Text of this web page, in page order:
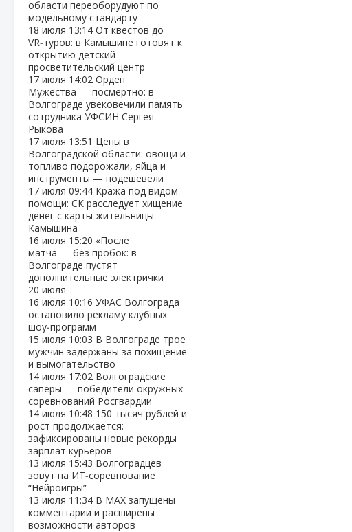
области переоборудуют по
модельному стандарту
18 июля 13:14 От квестов до
VR‑туров: в Камышине готовят к
открытию детский
просветительский центр
17 июля 14:02 Орден
Мужества — посмертно: в
Волгограде увековечили память
сотрудника УФСИН Сергея
Рыкова
17 июля 13:51 Цены в
Волгоградской области: овощи и
топливо подорожали, яйца и
инструменты — подешевели
17 июля 09:44 Кража под видом
помощи: СК расследует хищение
денег с карты жительницы
Камышина
16 июля 15:20 «После
матча — без пробок: в
Волгограде пустят
дополнительные электрички
20 июля
16 июля 10:16 УФАС Волгограда
остановило рекламу клубных
шоу‑программ
15 июля 10:03 В Волгограде трое
мужчин задержаны за похищение
и вымогательство
14 июля 17:02 Волгоградские
сапёры — победители окружных
соревнований Росгвардии
14 июля 10:48 150 тысяч рублей и
рост продолжается:
зафиксированы новые рекорды
зарплат курьеров
13 июля 15:43 Волгоградцев
зовут на ИТ‑соревнование
“Нейроигры”
13 июля 11:34 В МАХ запущены
комментарии и расширены
возможности авторов